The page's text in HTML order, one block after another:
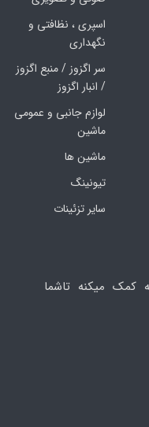
اسپری ، نظافتی و
نگهداری
سر اگزوز / منبع اگزوز
/ انبار اگزوز
لوازم جانبی و عمومی
ماشین
ماشین ها
تیونینگ
سایر تزئینات
اسپرت باسابقه 10 ساله کمک میکنه تاشما